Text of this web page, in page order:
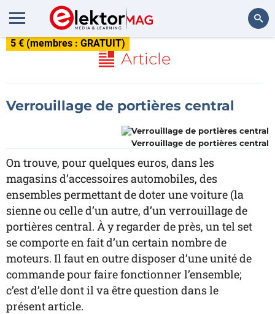
5 € (membres : GRATUIT)
Article
Verrouillage de portières central
Verrouillage de portières central
On trouve, pour quelques euros, dans les
magasins d’accessoires automobiles, des
ensembles permettant de doter une voiture (la
sienne ou celle d’un autre, d’un verrouillage de
portières central. À y regarder de près, un tel set
se comporte en fait d’un certain nombre de
moteurs. Il faut en outre disposer d’une unité de
commande pour faire fonctionner l’ensemble;
c’est d’elle dont il va être question dans le
présent article.